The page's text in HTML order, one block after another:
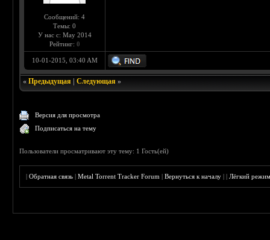
Сообщений: 4
Темы: 0
У нас с: May 2014
Рейтинг: 0
10-01-2015, 03:40 AM
«Предыдущая |Следующая »
Версия для просмотра
Подписаться на тему
Пользователи просматривают эту тему: 1 Гость(ей)
|Обратная связь |Metal Torrent Tracker Forum |Вернуться к началу ||Лёгкий